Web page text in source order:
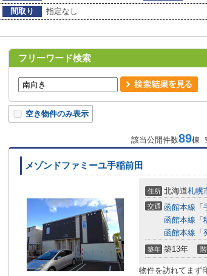
間取り
指定なし
フリーワード検索
空き物件のみ表示
該当公開件数89棟
メゾンドファミーユ手稲前田
住所 北海道札幌
交通 函館本線 「
函館本線 「
函館本線 「
築年 築13年
物件を訪れてまず